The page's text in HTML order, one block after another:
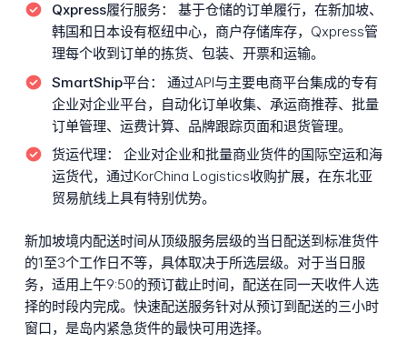
Qxpress履行服务：
基于仓储的订单履行，在新加坡、
韩国和日本设有枢纽中心，商户存储库存，Qxpress管
理每个收到订单的拣货、包装、开票和运输。
SmartShip平台：
通过API与主要电商平台集成的专有
企业对企业平台，自动化订单收集、承运商推荐、批量
订单管理、运费计算、品牌跟踪页面和退货管理。
货运代理：
企业对企业和批量商业货件的国际空运和海
运货代，通过KorChina Logistics收购扩展，在东北亚
贸易航线上具有特别优势。
新加坡境内配送时间从顶级服务层级的当日配送到标准货件
的1至3个工作日不等，具体取决于所选层级。对于当日服
务，适用上午9:50的预订截止时间，配送在同一天收件人选
择的时段内完成。快速配送服务针对从预订到配送的三小时
窗口，是岛内紧急货件的最快可用选择。